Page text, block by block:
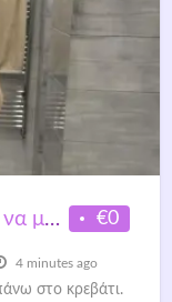
€0
θέλω να σου στηθώ στα 4 και να με γλύψεις πριν με πάρεις.
4 minutes ago
στο κρεβάτι.